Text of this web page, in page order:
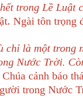
trong Lề Luật
Ngài tôn trọng
chỉ là một trong
Nước Trời.
Chúa cảnh báo
trong Nước